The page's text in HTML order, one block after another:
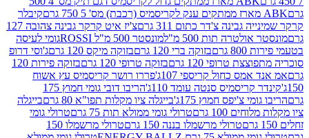
קיבלר
גבינה צ'דר כתום 311 גרם
צ'יז איט קרקר גבינה צהובה 127
תות 500 מ"ל
מונסטר 500 מ"ל ROSSI
גומי לעיסה
גרם
בזוקה ברי 120 גרם בזוקה מיקס 120 גרם
ג'וסי דרופ
טרופי 120 גרם
בזוקה טרופי 120 גרם
בזוקה פירות 120
כחול קריספי 107ג'
פררו רושר קריסמיס עץ אשוח
סנטה עומד 110ג'
הריבו דובי גומי חמוץ 175
צ'יפס חמוץ 175ג'
בייגלה ציו מקלות תפו"א 80 גרם
בייגלה
100 גרם
טרולי גומי ממולא תות 75 גרם
טרולי גומי
טרולי מרשמלו בננה 150 גרם
טרולי מרשמלו 150